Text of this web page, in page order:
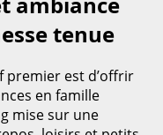
tenue
premier est d’offrir
en famille
mise sur une